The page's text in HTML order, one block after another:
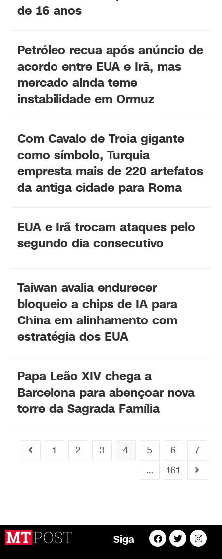
de 16 anos
Petróleo recua após anúncio de
acordo entre EUA e Irã, mas
mercado ainda teme
instabilidade em Ormuz
Com Cavalo de Troia gigante
como símbolo, Turquia
empresta mais de 220 artefatos
da antiga cidade para Roma
EUA e Irã trocam ataques pelo
segundo dia consecutivo
Taiwan avalia endurecer
bloqueio a chips de IA para
China em alinhamento com
estratégia dos EUA
Papa Leão XIV chega a
Barcelona para abençoar nova
torre da Sagrada Família
1 2 3 4 5 6
7
…
161
Siga